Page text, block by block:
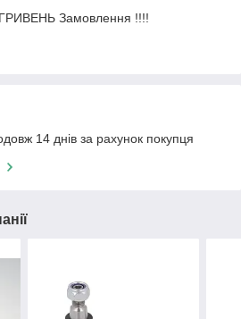
ГРИВЕНЬ Замовлення !!!!
14 днів за рахунок покупця